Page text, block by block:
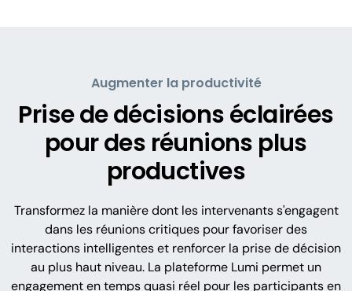
Augmenter la productivité
Prise de décisions éclairées
pour des réunions plus
productives
Transformez la manière dont les intervenants s'engagent
dans les réunions critiques pour favoriser des
interactions intelligentes et renforcer la prise de décision
au plus haut niveau. La plateforme Lumi permet un
engagement en temps quasi réel pour les participants en